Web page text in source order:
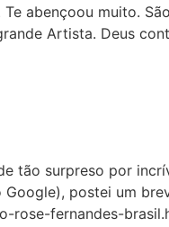
abençoou muito.
Artista. Deus
tão surpreso por
postei um
rose-fernandes-